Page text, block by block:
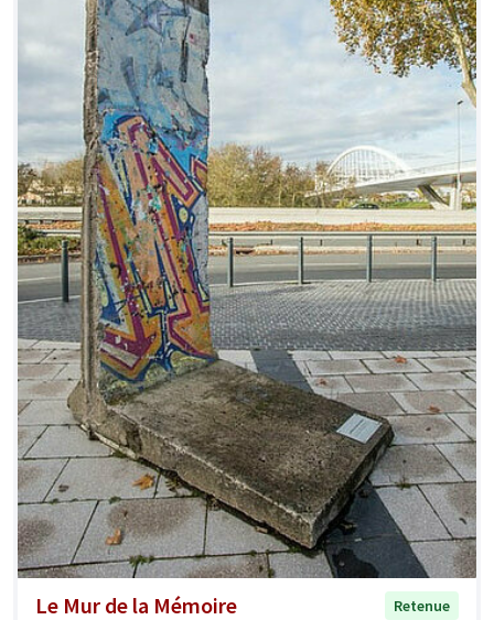
Le Mur de la Mémoire
Retenue